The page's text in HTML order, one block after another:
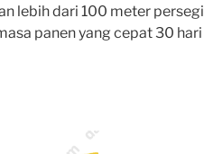
lebih dari 100 meter persegi
panen yang cepat 30 hari